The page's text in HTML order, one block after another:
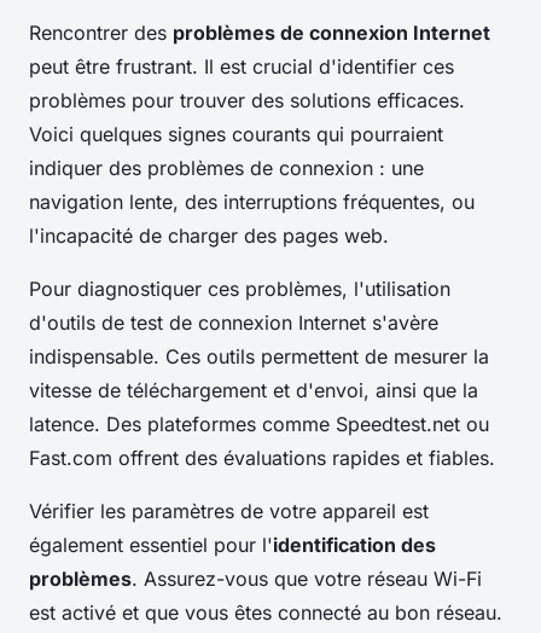
Rencontrer des problèmes de connexion Internet
peut être frustrant. Il est crucial d'identifier ces
problèmes pour trouver des solutions efficaces.
Voici quelques signes courants qui pourraient
indiquer des problèmes de connexion : une
navigation lente, des interruptions fréquentes, ou
l'incapacité de charger des pages web.
Pour diagnostiquer ces problèmes, l'utilisation
d'outils de test de connexion Internet s'avère
indispensable. Ces outils permettent de mesurer la
vitesse de téléchargement et d'envoi, ainsi que la
latence. Des plateformes comme Speedtest.net ou
Fast.com offrent des évaluations rapides et fiables.
Vérifier les paramètres de votre appareil est
également essentiel pour l'identification des
problèmes. Assurez-vous que votre réseau Wi-Fi
est activé et que vous êtes connecté au bon réseau.